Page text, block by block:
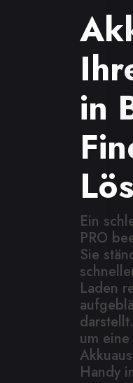
in
Ein
PRO
Sie
Laden
um
Handy